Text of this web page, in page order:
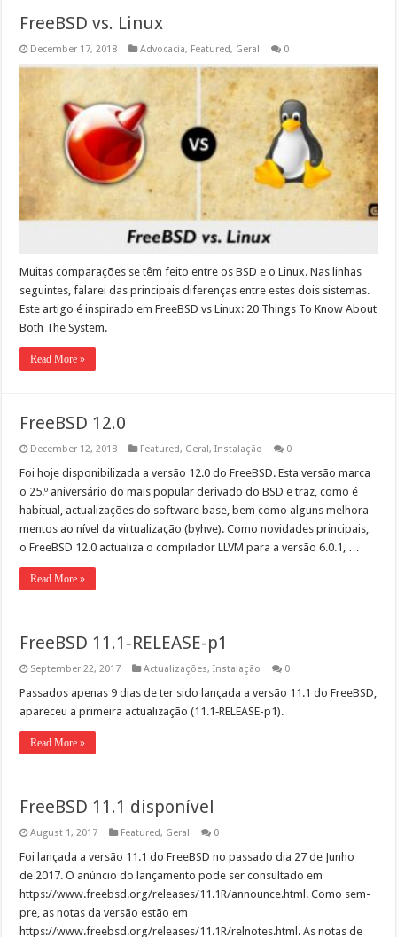
FreeBSD vs. Linux
December 17, 2018 Advocacia, Featured, Geral 0
Muitas com­para­ções se têm feito entre os BSD e o Lin­ux. Nas lin­has
seguintes, falarei das prin­ci­pais difer­enças entre estes dois sistemas.
Este arti­go é inspi­ra­do em FreeB­SD vs Lin­ux: 20 Things To Know About
Both The Sys­tem.
Read More »
FreeBSD 12.0
December 12, 2018 Featured, Geral,Instalação 0
Foi hoje disponi­bi­liza­da a ver­são 12.0 do FreeBSD. Esta ver­são mar­ca
o 25.º aniver­sário do mais pop­u­lar deriva­do do BSD e traz, como é
habit­u­al, actu­al­iza­ções do soft­ware base, bem como alguns mel­ho­ra­
men­tos ao nív­el da vir­tu­al­iza­ção (byhve). Como novi­dades prin­ci­pais,
o FreeB­SD 12.0 actu­al­iza o com­pi­lador LLVM para a ver­são 6.0.1, …
Read More »
FreeBSD 11.1‑RELEASE-p1
September 22, 2017 Actualizações,Instalação 0
Pas­sa­dos ape­nas 9 dias de ter sido lança­da a ver­são 11.1 do FreeB­SD,
apare­ceu a primeira actu­al­iza­ção (11.1‑RELEASE-p1).
Read More »
FreeBSD 11.1 disponível
August 1, 2017 Featured, Geral 0
Foi lança­da a ver­são 11.1 do FreeB­SD no pas­sa­do dia 27 de Jun­ho
de 2017. O anún­cio do lança­men­to pode ser con­sul­ta­do em
https://www.freebsd.org/releases/11.1R/announce.html. Como sem­
pre, as notas da ver­são estão em
https://www.freebsd.org/releases/11.1R/relnotes.html. As notas de